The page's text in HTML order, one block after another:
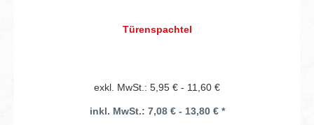
Türenspachtel
exkl. MwSt.: 5,95 € - 11,60 €
inkl. MwSt.: 7,08 € - 13,80 € *